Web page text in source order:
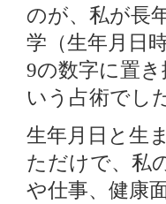
のが、私が長
学（生年月日
9の数字に置
いう占術でし
生年月日と生
ただけで、私
や仕事、健康